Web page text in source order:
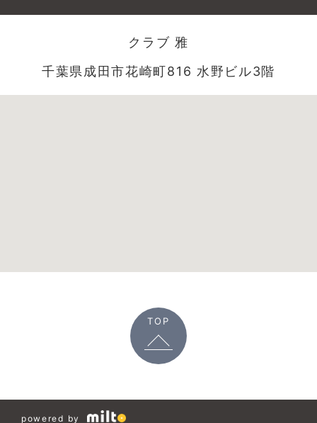
クラブ 雅
千葉県成田市花崎町816 水野ビル3階
TOP
powered by